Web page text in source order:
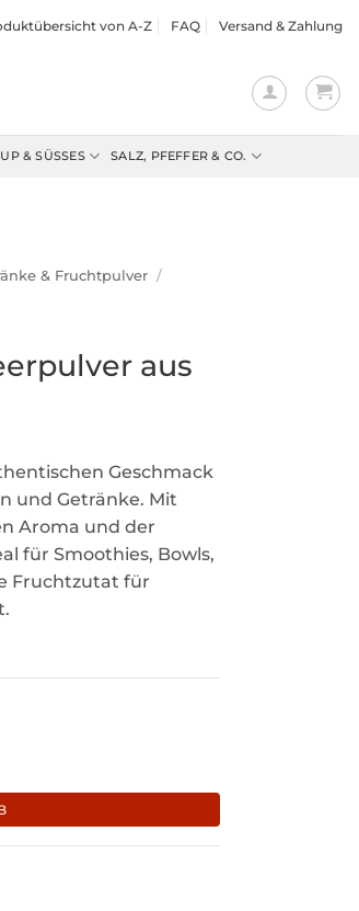
von A-Z FAQ Versand & Zahlung
& SÜSSES SALZ, PFEFFER & CO.
& Fruchtpulver /
aus
Geschmack
und Getränke. Mit
Aroma und der
für Smoothies, Bowls,
Fruchtzutat für